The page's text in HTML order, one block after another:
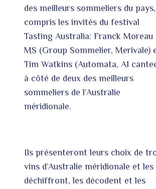
des meilleurs sommeliers du
compris les invités du festival
Tasting Australia: Franck Moreau
MS (Group Sommelier, Merivale)
Tim Watkins (Automata, A1
à côté de deux des meilleurs
sommeliers de l’Australie
méridionale.
Ils présenteront leurs choix de
vins d’Australie méridionale et les
déchiffront, les décodent et les